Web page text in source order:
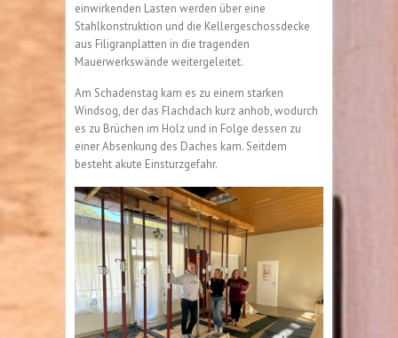
einwirkenden Lasten werden über eine
Stahlkonstruktion und die Kellergeschossdecke
aus Filigranplatten in die tragenden
Mauerwerkswände weitergeleitet.
Am Schadenstag kam es zu einem starken
Windsog, der das Flachdach kurz anhob, wodurch
es zu Brüchen im Holz und in Folge dessen zu
einer Absenkung des Daches kam. Seitdem
besteht akute Einsturzgefahr.